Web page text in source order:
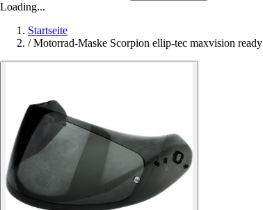
Loading...
Startseite
/ Motorrad-Maske Scorpion ellip-tec maxvision ready